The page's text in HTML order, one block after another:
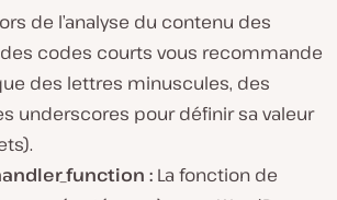
de l’analyse du contenu des
des codes courts vous recommande
des lettres minuscules, des
underscores pour définir sa valeur
: La fonction de